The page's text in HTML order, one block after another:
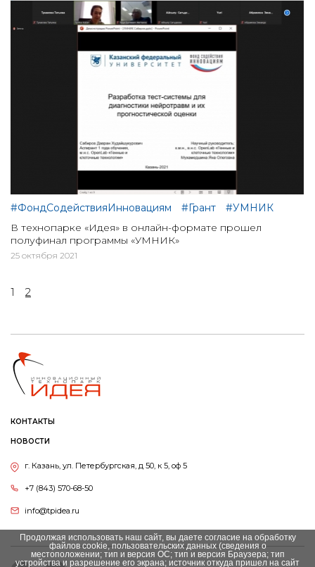
#ФондСодействияИнновациям #Грант
#УМНИК
В технопарке «Идея» в онлайн-формате прошел
полуфинал программы «УМНИК»
25 октября 2021
1 2
КОНТАКТЫ
НОВОСТИ
г. Казань, ул. Петербургская, д 50, к 5, оф 5
+7 (843) 570-68-50
info@tpidea.ru
Продолжая использовать наш сайт, вы даете согласие на обработку
файлов cookie, пользовательских данных (сведения о
местоположении; тип и версия ОС; тип и версия Браузера; тип
устройства и разрешение его экрана; источник откуда пришел на сайт